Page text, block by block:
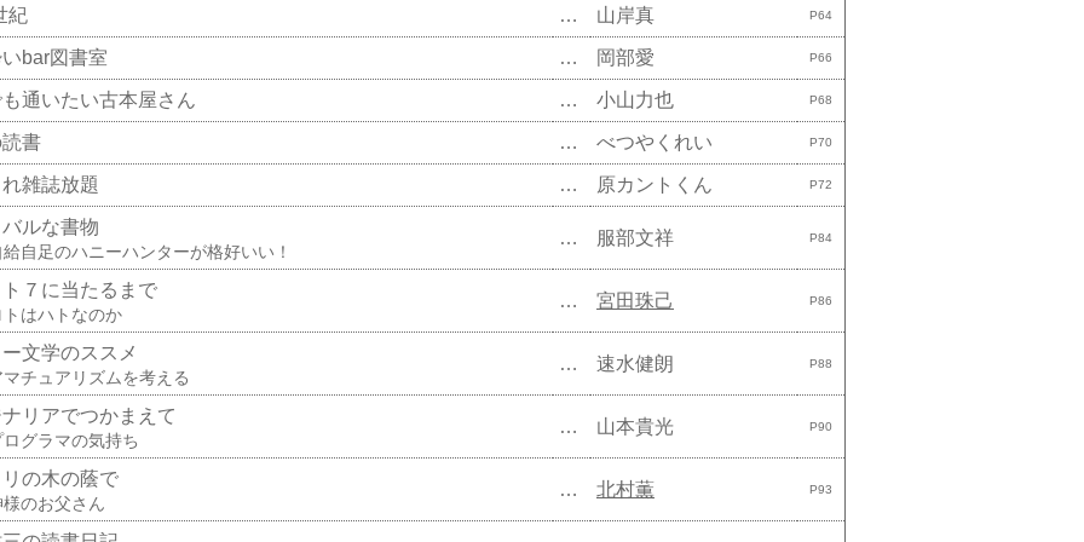
紀 … 山岸真 P64
bar図書室 … 岡部愛 P66
通いたい古本屋さん … 小山力也 P68
書 … べつやくれい P70
雑誌放題 … 原カントくん P72
ルな書物
給自足のハニーハンターが格好いい！
… 服部文祥 P84
７に当たるまで
トはハトなのか
… 宮田珠己 P86
文学のススメ
マチュアリズムを考える
… 速水健朗 P88
リアでつかまえて
ログラマの気持ち
… 山本貴光 P90
の木の蔭で
様のお父さん
… 北村薫 P93